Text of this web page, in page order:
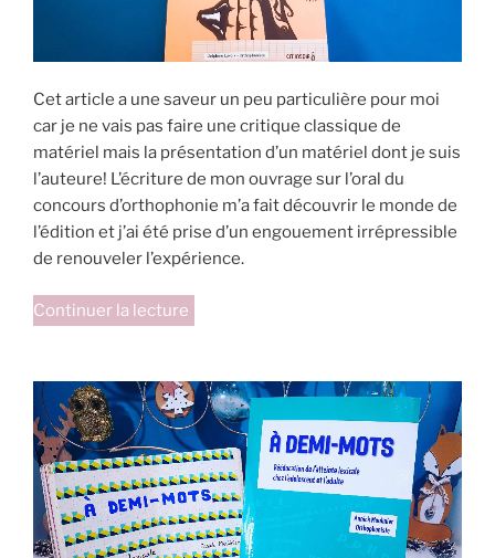
Cet article a une saveur un peu particulière pour moi
car je ne vais pas faire une critique classique de
matériel mais la présentation d’un matériel dont je suis
l’auteure! L’écriture de mon ouvrage sur l’oral du
concours d’orthophonie m’a fait découvrir le monde de
l’édition et j’ai été prise d’un engouement irrépressible
de renouveler l’expérience.
Continuer la lecture
l’expression » »